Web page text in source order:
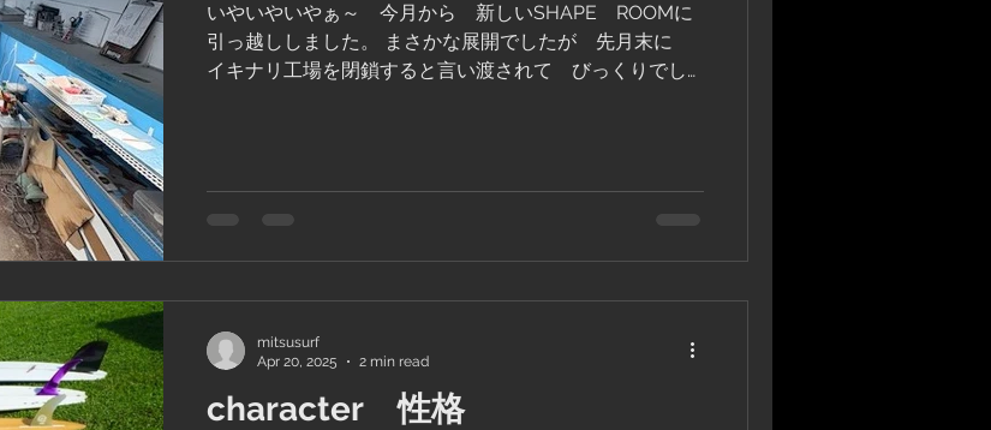
いやいやいやぁ～ 今月から 新しいSHAPE ROOMに
引っ越ししました。 まさかな展開でしたが 先月末に
イキナリ工場を閉鎖すると言い渡されて びっくりでし
character 性格
mitsusurf
Apr 20, 2025
2 min read